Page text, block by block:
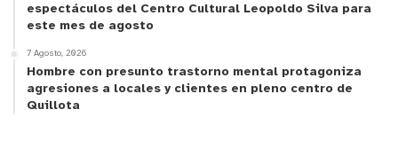
espectáculos del Centro Cultural Leopoldo Silva para
este mes de agosto
7 Agosto, 2026
Hombre con presunto trastorno mental protagoniza
agresiones a locales y clientes en pleno centro de
Quillota